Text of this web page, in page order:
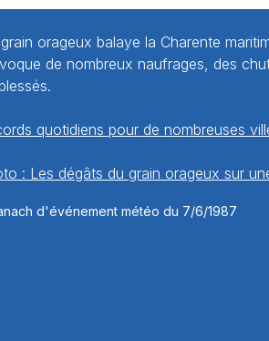
orageux balaye la Charente
de nombreux naufrages, des
quotidiens pour de nombreuses
: Les dégâts du grain orageux sur